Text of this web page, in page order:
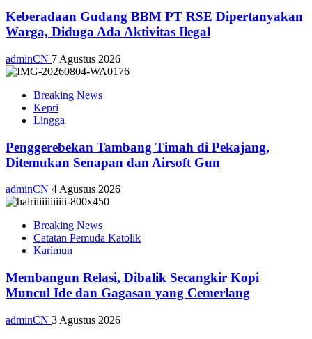
Keberadaan Gudang BBM PT RSE Dipertanyakan
Warga, Diduga Ada Aktivitas Ilegal
adminCN 7 Agustus 2026
Breaking News
Kepri
Lingga
Penggerebekan Tambang Timah di Pekajang,
Ditemukan Senapan dan Airsoft Gun
adminCN 4 Agustus 2026
Breaking News
Catatan Pemuda Katolik
Karimun
Membangun Relasi, Dibalik Secangkir Kopi
Muncul Ide dan Gagasan yang Cemerlang
adminCN 3 Agustus 2026